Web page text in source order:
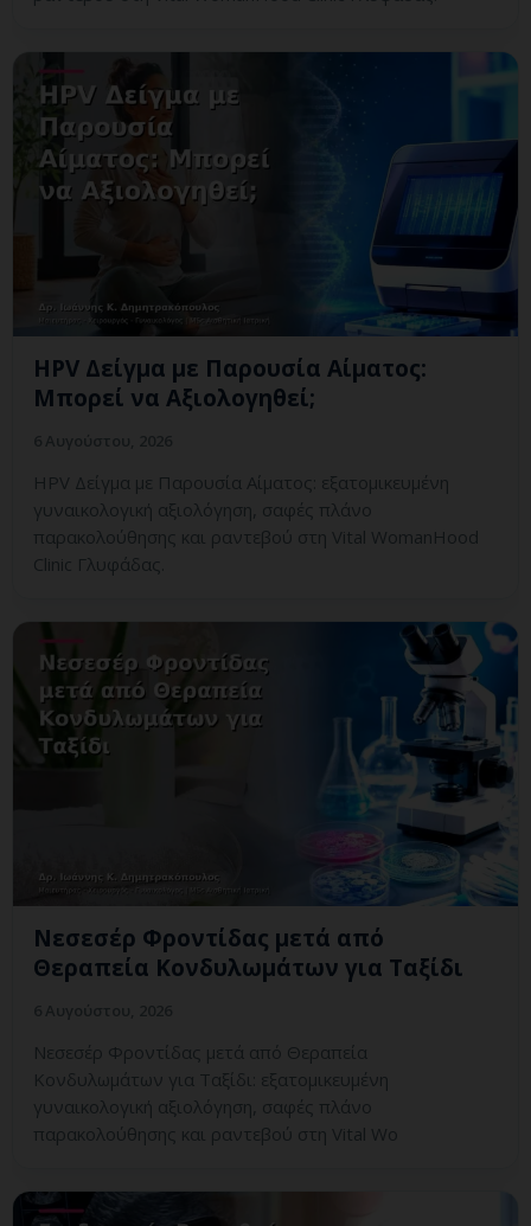
HPV Δείγμα με Παρουσία Αίματος:
Μπορεί να Αξιολογηθεί;
HPV Δείγμα με Παρουσία Αίματος: εξατομικευμένη
γυναικολογική αξιολόγηση, σαφές πλάνο
παρακολούθησης και ραντεβού στη Vital WomanHood
Clinic Γλυφάδας.
Νεσεσέρ Φροντίδας μετά από
Θεραπεία Κονδυλωμάτων για Ταξίδι
Νεσεσέρ Φροντίδας μετά από Θεραπεία
Κονδυλωμάτων για Ταξίδι: εξατομικευμένη
γυναικολογική αξιολόγηση, σαφές πλάνο
παρακολούθησης και ραντεβού στη Vital Wo